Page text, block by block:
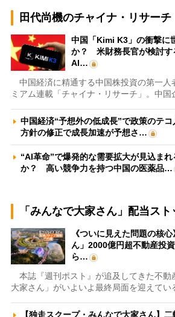
田代尚機のチャイナ・リサーチ
中国「Kimi K3」の衝撃に
か？ 米財務長官が検討す
AI…
中国経済に精通する中国株投資の第一人
ミアム連載「チャイナ・リサーチ」。中
中国経済“予想外の低成長”で政策のテ
方針の修正で成長加速が予想さ…
“AI革命”で爆発的な需要拡大が見込ま
か？ 高い競争力を持つ中国の医薬品…
「みんなで大家さん」配当ス
《ついに見えた問題の核
ん」2000億円超不動産投
ら…
本誌『週刊ポスト』が追及してきた不動
大家さん」がいよいよ最終局面を迎えて
【独走スクープ・みんなで大家さん】